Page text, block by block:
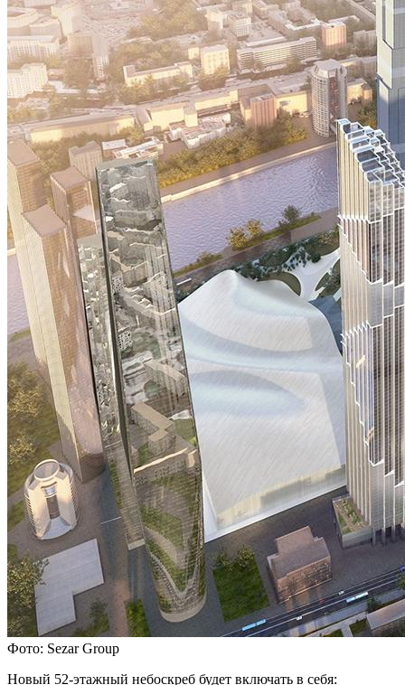
Фото: Sezar Group
Новый 52-этажный небоскреб будет включать в себя: